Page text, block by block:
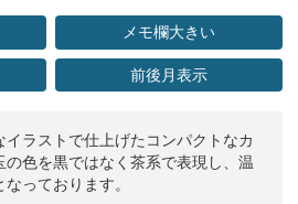
メモ欄大きい
前後月表示
ラストで仕上げたコンパクトなカ
の色を黒ではなく茶系で表現し、温
っております。